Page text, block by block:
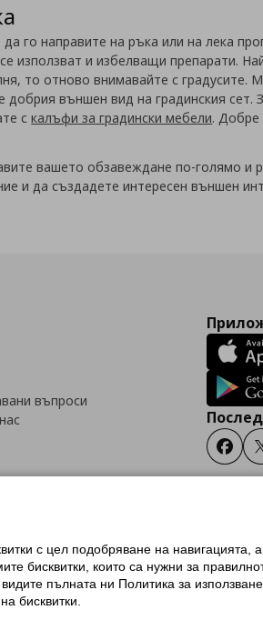
го направите на ръка или на лека
използват и избелващи препарати.
то отново внимавайте с градусите.
външен вид на градинския
скалъфи за градински мебели. Добре
вашето обзавеждане по-голямо и
и да създадете интересен външен
въпроси
за използване на бисквиткиУсловия за
данни на ikea.bg
Общи условия на програма
с цел подобряване на
бисквитки, които са нужни за
пълната ни Политика за
бисквитки.